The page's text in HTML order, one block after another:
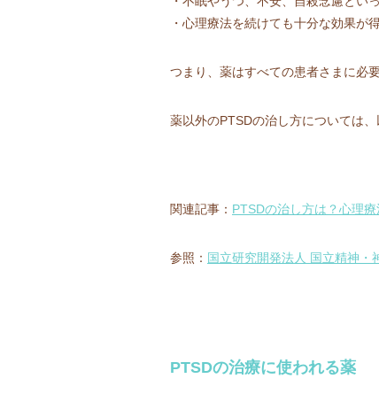
・心理療法を続けても十分な効果が
つまり、薬はすべての患者さまに必
薬以外のPTSDの治し方については
関連記事： PTSDの治し方は？心理
参照： 国立研究開発法人 国立精神・
PTSDの治療に使われる薬